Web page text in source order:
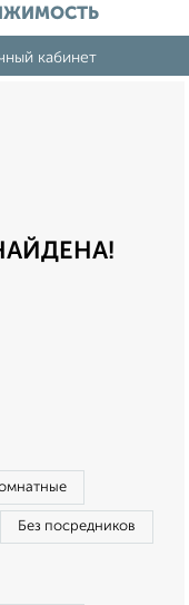
кабинет
Без посредников